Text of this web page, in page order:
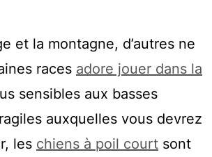
et la montagne, d’autres ne
races adore jouer dans la
sensibles aux basses
auxquelles vous devrez
les chiens à poil court sont